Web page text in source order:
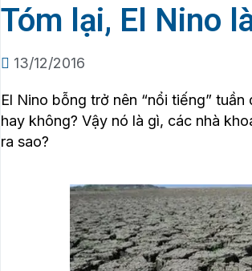
Tóm lại, El Nino
13/12/2016
El Nino bỗng trở nên “nổi tiếng”
hay không? Vậy nó là gì, các nhà
ra sao?